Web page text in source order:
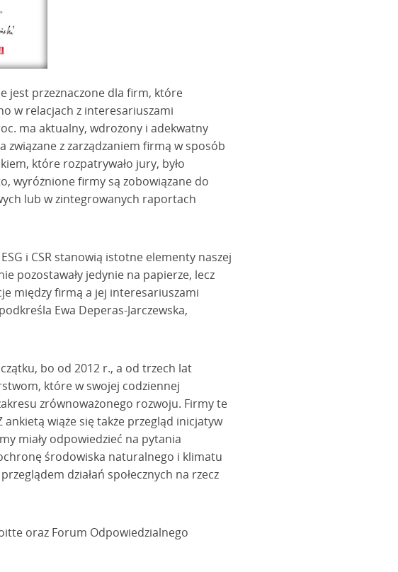
jest przeznaczone dla firm, które
w relacjach z interesariuszami
ma aktualny, wdrożony i adekwatny
z zarządzaniem firmą w sposób
które rozpatrywało jury, było
wyróżnione firmy są zobowiązane do
lub w zintegrowanych raportach
i CSR stanowią istotne elementy naszej
pozostawały jedynie na papierze, lecz
między firmą a jej interesariuszami
Ewa Deperas-Jarczewska,
bo od 2012 r., a od trzech lat
które w swojej codziennej
zrównoważonego rozwoju. Firmy te
ankietą wiąże się także przegląd inicjatyw
miały odpowiedzieć na pytania
środowiska naturalnego i klimatu
działań społecznych na rzecz
oraz Forum Odpowiedzialnego